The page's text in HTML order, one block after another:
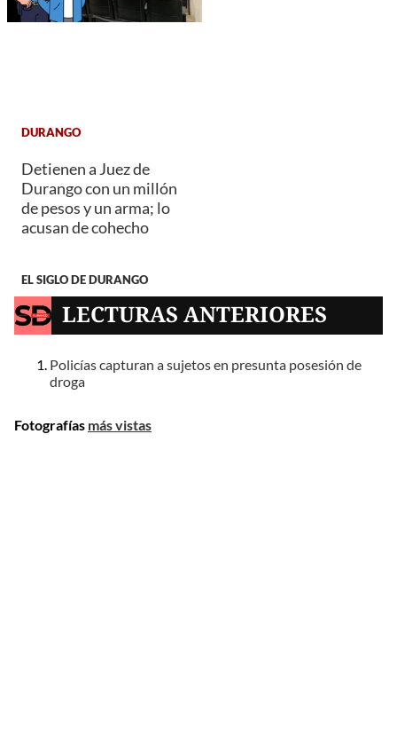
DURANGO
Detienen a Juez de
Durango con un millón
de pesos y un arma; lo
acusan de cohecho
EL SIGLO DE DURANGO
LECTURAS ANTERIORES
Policías capturan a sujetos en presunta posesión de
droga
Fotografías más vistas